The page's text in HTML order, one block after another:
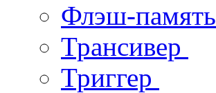
Флэш-память
Трансивер
Триггер